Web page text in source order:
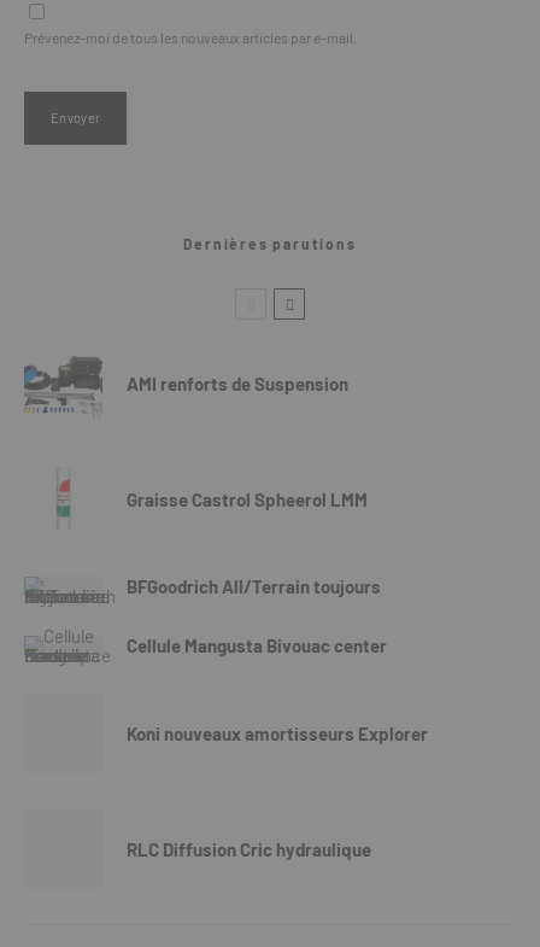
Prévenez-moi de tous les nouveaux articles par e-mail.
Dernières parutions
AMI renforts de Suspension
Graisse Castrol Spheerol LMM
BFGoodrich All/Terrain toujours
Cellule Mangusta Bivouac center
Koni nouveaux amortisseurs Explorer
RLC Diffusion Cric hydraulique